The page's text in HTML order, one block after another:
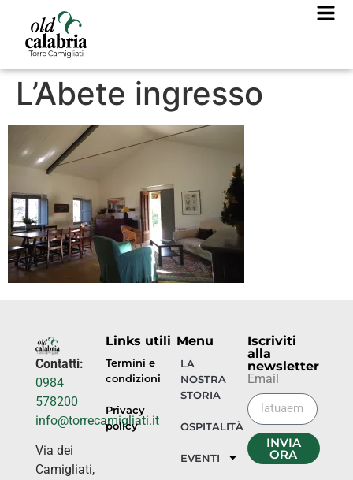
L’Abete ingresso
Contatti:
0984
578200
info@torrecamigliati.it
Via dei
Camigliati,
Links utili
Termini e
condizioni
Privacy
policy
Menu
LA
NOSTRA
STORIA
OSPITALITÀ
EVENTI
Iscriviti
alla
newsletter
Email
INVIA
ORA